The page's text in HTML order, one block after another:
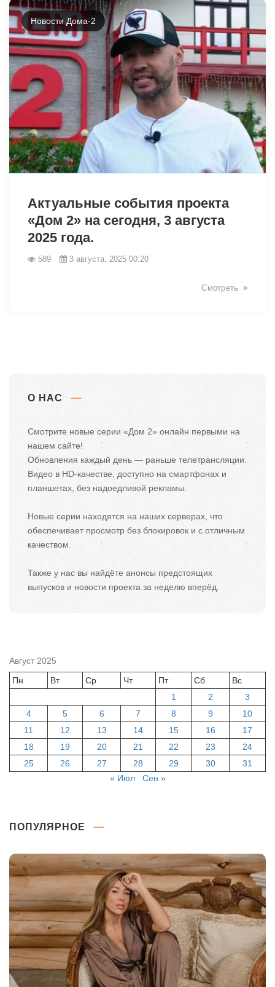
Новости Дома-2
Актуальные события проекта
«Дом 2» на сегодня, 3 августа
2025 года.
589 3 августа, 2025 00:20
Смотреть
О НАС
Смотрите новые серии «Дом 2» онлайн первыми на
нашем сайте!
Обновления каждый день — раньше телетрансляции.
Видео в HD-качестве, доступно на смартфонах и
планшетах, без надоедливой рекламы.
Новые серии находятся на наших серверах, что
обеспечивает просмотр без блокировок и с отличным
качеством.
Также у нас вы найдёте анонсы предстоящих
выпусков и новости проекта за неделю вперёд.
Август 2025
Пн
Вт Ср Чт Пт Сб
Вс
1
2
3
4
5 6 7 8 9
10
11
12 13 14 15 16
17
18
19 20 21 22 23
24
25
26 27 28 29 30
31
« Июл
Сен »
ПОПУЛЯРНОЕ